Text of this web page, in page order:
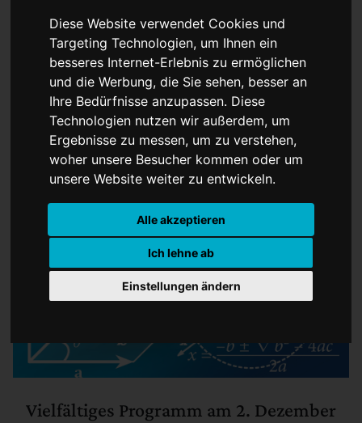
Diese Website verwendet Cookies und
Targeting Technologien, um Ihnen ein
besseres Internet-Erlebnis zu ermöglichen
und die Werbung, die Sie sehen, besser an
Ihre Bedürfnisse anzupassen. Diese
Technologien nutzen wir außerdem, um
Ergebnisse zu messen, um zu verstehen,
woher unsere Besucher kommen oder um
unsere Website weiter zu entwickeln.
Alle akzeptieren
Ich lehne ab
Einstellungen ändern
Digitale Mathenacht aus
Berlin, Bonn und Münster
Vielfältiges Programm am 2. Dezember